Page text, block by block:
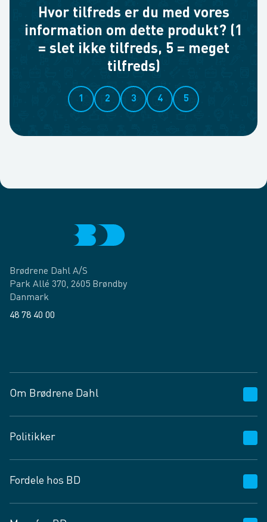
Hvor tilfreds er du med vores
information om dette produkt? (1
= slet ikke tilfreds, 5 = meget
tilfreds)
1 2 3 4 5
Brødrene Dahl A/S
Park Allé 370, 2605 Brøndby
Danmark
48 78 40 00
Om Brødrene Dahl
Vagttelefon 30 10 89 89
Spørgsmål og svar
Job og karriere
Fødevarekontrolrapport
Politikker
Privatlivspolitik
Cookies
Fordele hos BD